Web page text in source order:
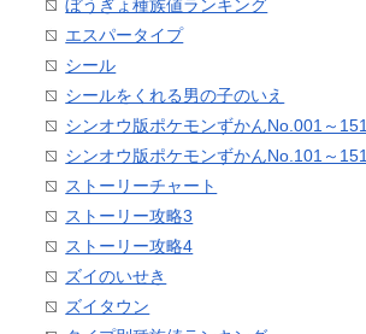
ぼうぎょ種族値ランキング
エスパータイプ
シール
シールをくれる男の子のいえ
シンオウ版ポケモンずかんNo.001～151
シンオウ版ポケモンずかんNo.101～151
ストーリーチャート
ストーリー攻略3
ストーリー攻略4
ズイのいせき
ズイタウン